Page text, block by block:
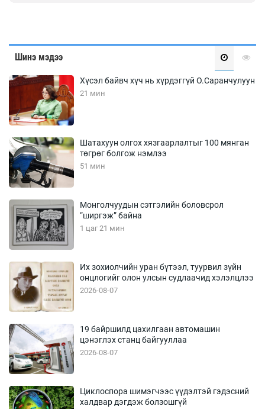
Шинэ мэдээ
Хүсэл байвч хүч нь хүрдэггүй О.Саранчулуун
21 мин
Шатахуун олгох хязгаарлалтыг 100 мянган
төгрөг болгож нэмлээ
51 мин
Монголчуудын сэтгэлийн боловсрол
“ширгэж” байна
1 цаг 21 мин
Их зохиолчийн уран бүтээл, туурвил зүйн
онцлогийг олон улсын судлаачид хэлэлцлээ
2026-08-07
19 байршилд цахилгаан автомашин
цэнэглэх станц байгууллаа
2026-08-07
Циклоспора шимэгчээс үүдэлтэй гэдэсний
халдвар дэгдэж болзошгүй